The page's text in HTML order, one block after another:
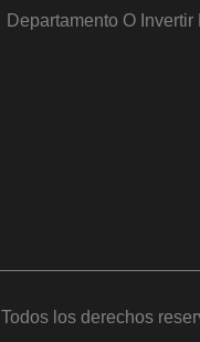
Departamento O Invertir
Todos los derechos